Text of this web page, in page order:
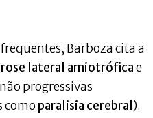
Barboza cita a
lateral amiotróficae
progressivas
como paralisia cerebral ).